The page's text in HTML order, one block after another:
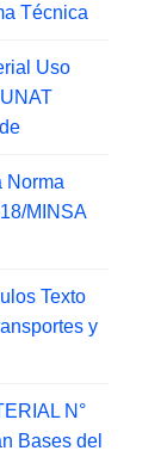
Técnica
Uso
Norma
MINSA
Texto
y
N°
Bases del